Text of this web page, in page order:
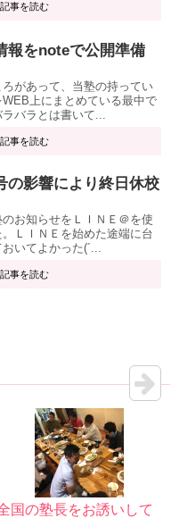
記事を読む
報をnoteで公開準備
があって、当塾の持ってい
上にまとめている最中で
バラとは書いて...
記事を読む
の影響により終日休校
お知らせをＬＩＮＥ＠を使
ＬＩＮＥを始めた途端に台
いてよかった(´...
記事を読む
国の塾長をお誘いして